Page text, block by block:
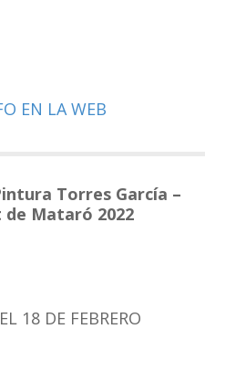
EN LA WEB
Torres García –
Mataró 2022
18 DE FEBRERO